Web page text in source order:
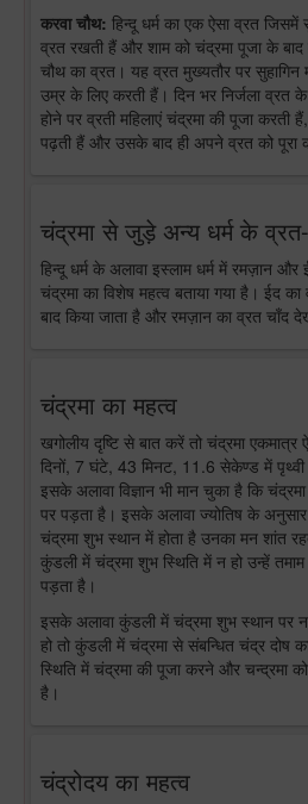
करवा चौथ: हिन्दू धर्म का एक ऐसा व्रत जिसमें
व्रत रखती हैं और शाम को चंद्रमा पूजा के बाद
चौथ का व्रत। यह व्रत मुख्यतौर पर सुहागिन
उम्र के लिए करती हैं। दिन भर निर्जला व्रत
होने पर व्रती महिलाएं चंद्रमा की पूजा
पढ़ती हैं और उसके बाद ही अपने व्रत को पूरा
चंद्रमा से जुड़े अन्य धर्म के व्रत-
हिन्दू धर्म के अलावा इस्लाम धर्म में रमज़ान
चंद्रमा का विशेष महत्व बताया गया है। ईद
बाद किया जाता है और रमज़ान का व्रत चाँद
चंद्रमा का महत्व
खगोलीय दृष्टि से बात करें तो चंद्रमा
दिनों, 7 घंटे, 43 मिनट, 11.6 सेकेण्ड में
इसके अलावा विज्ञान भी मान चुका है कि
पर पड़ता है। इसके अलावा ज्योतिष के
चंद्रमा शुभ स्थान में होता है उनका मन शांत
कुंडली में चंद्रमा शुभ स्थिति में न हो उन्हें
पड़ता है।
इसके अलावा कुंडली में चंद्रमा शुभ स्थान पर
हो तो कुंडली में चंद्रमा से संबन्धित चंद्र दोष
स्थिति में चंद्रमा की पूजा करने और चन्द्रमा
है।
चंद्रोदय का महत्व